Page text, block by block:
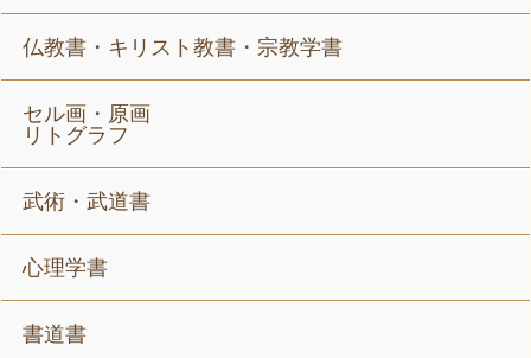
仏教書・キリスト教書・宗教学書
セル画・原画
リトグラフ
武術・武道書
心理学書
書道書